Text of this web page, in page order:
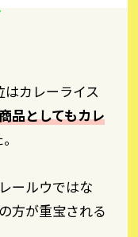
カレーライス
品としてもカレ
ールウではな
方が重宝される